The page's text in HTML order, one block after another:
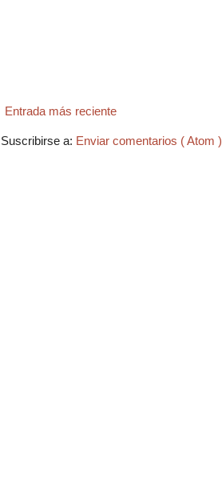
Entrada más reciente
Suscribirse a: Enviar comentarios ( Atom )